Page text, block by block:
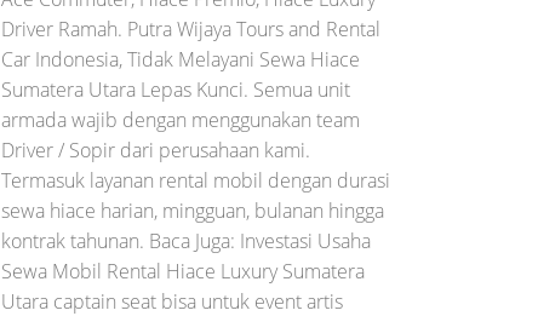
Driver Ramah. Putra Wijaya Tours and Rental
Car Indonesia, Tidak Melayani Sewa Hiace
Sumatera Utara Lepas Kunci. Semua unit
armada wajib dengan menggunakan team
Driver / Sopir dari perusahaan kami.
Termasuk layanan rental mobil dengan durasi
sewa hiace harian, mingguan, bulanan hingga
kontrak tahunan. Baca Juga: Investasi Usaha
Sewa Mobil Rental Hiace Luxury Sumatera
Utara captain seat bisa untuk event artis